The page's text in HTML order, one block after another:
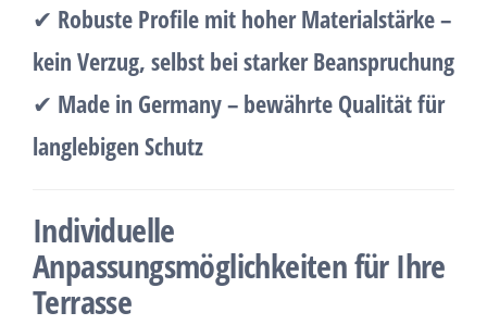
✔ Robuste Profile mit hoher Materialstärke–
kein Verzug, selbst bei starker Beanspruchung
✔ Made in Germany – bewährte Qualität für
langlebigen Schutz
Individuelle
Anpassungsmöglichkeiten für Ihre
Terrasse